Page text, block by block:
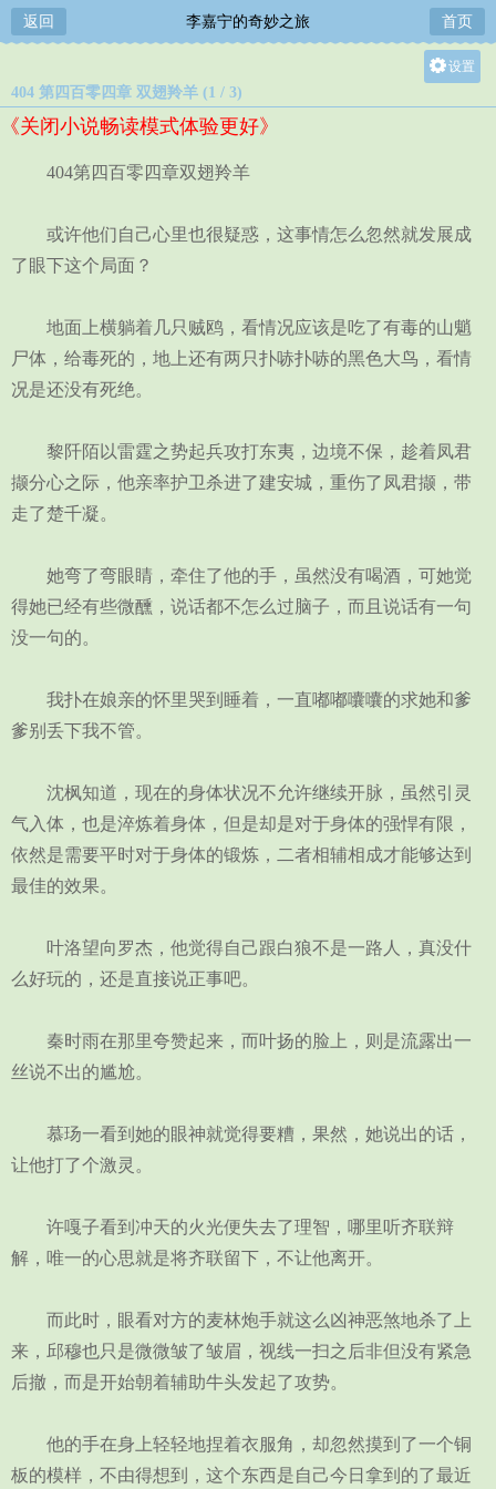
返回 李嘉宁的奇妙之旅 首页
设置
404 第四百零四章 双翅羚羊 (1 / 3)
《关闭小说畅读模式体验更好》
404第四百零四章双翅羚羊
或许他们自己心里也很疑惑，这事情怎么忽然就发展成
了眼下这个局面？
地面上横躺着几只贼鸥，看情况应该是吃了有毒的山魈
尸体，给毒死的，地上还有两只扑哧扑哧的黑色大鸟，看情
况是还没有死绝。
黎阡陌以雷霆之势起兵攻打东夷，边境不保，趁着凤君
撷分心之际，他亲率护卫杀进了建安城，重伤了凤君撷，带
走了楚千凝。
她弯了弯眼睛，牵住了他的手，虽然没有喝酒，可她觉
得她已经有些微醺，说话都不怎么过脑子，而且说话有一句
没一句的。
我扑在娘亲的怀里哭到睡着，一直嘟嘟囔囔的求她和爹
爹别丢下我不管。
沈枫知道，现在的身体状况不允许继续开脉，虽然引灵
气入体，也是淬炼着身体，但是却是对于身体的强悍有限，
依然是需要平时对于身体的锻炼，二者相辅相成才能够达到
最佳的效果。
叶洛望向罗杰，他觉得自己跟白狼不是一路人，真没什
么好玩的，还是直接说正事吧。
秦时雨在那里夸赞起来，而叶扬的脸上，则是流露出一
丝说不出的尴尬。
慕玚一看到她的眼神就觉得要糟，果然，她说出的话，
让他打了个激灵。
许嘎子看到冲天的火光便失去了理智，哪里听齐联辩
解，唯一的心思就是将齐联留下，不让他离开。
而此时，眼看对方的麦林炮手就这么凶神恶煞地杀了上
来，邱穆也只是微微皱了皱眉，视线一扫之后非但没有紧急
后撤，而是开始朝着辅助牛头发起了攻势。
他的手在身上轻轻地捏着衣服角，却忽然摸到了一个铜
板的模样，不由得想到，这个东西是自己今日拿到的了最近